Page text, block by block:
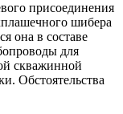
присоединения
шибера
она в составе
для
скважинной
Обстоятельства